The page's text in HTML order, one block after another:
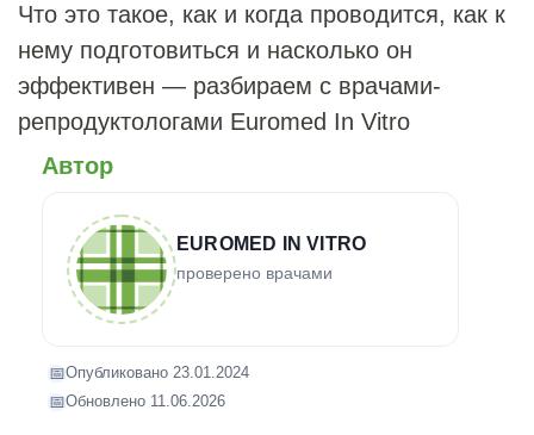
Что это такое, как и когда проводится, как к
нему подготовиться и насколько он
эффективен — разбираем с врачами-
репродуктологами Euromed In Vitro
Автор
EUROMED IN VITRO
проверено врачами
📅Опубликовано 23.01.2024
📅Обновлено 11.06.2026